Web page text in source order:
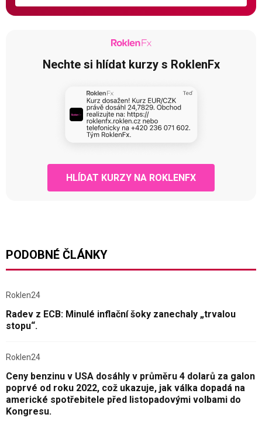
Nechte si hlídat kurzy s RoklenFx
HLÍDAT KURZY NA ROKLENFX
PODOBNÉ ČLÁNKY
Roklen24
Radev z ECB: Minulé inflační šoky zanechaly „trvalou
stopu“.
Roklen24
Ceny benzinu v USA dosáhly v průměru 4 dolarů za galon
poprvé od roku 2022, což ukazuje, jak válka dopadá na
americké spotřebitele před listopadovými volbami do
Kongresu.